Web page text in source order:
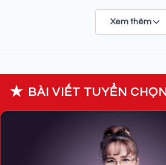
Xem thêm
★ BÀI VIẾT TUYỂN CHỌN